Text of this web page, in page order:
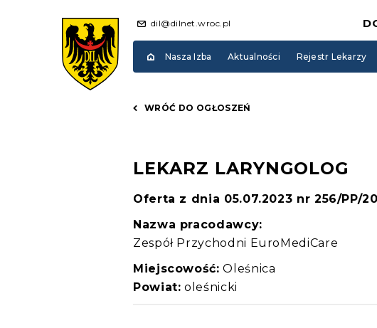
dil@dilnet.wroc.pl
Nasza Izba Aktualności Rejestr Lekarzy
WRÓĆ DO OGŁOSZEŃ
LEKARZ LARYNGOLOG
Oferta z dnia 05.07.2023 nr 256/PP/
Nazwa pracodawcy:
Zespół Przychodni EuroMediCare
Miejscowość: Oleśnica
Powiat: oleśnicki